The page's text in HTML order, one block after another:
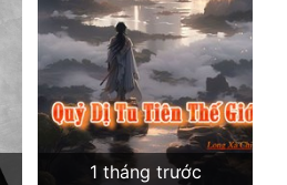
1 tháng trước